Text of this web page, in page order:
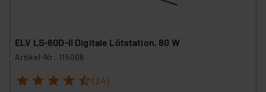
ELV LS-80D-II Digitale Lötstation, 80 W
Artikel-Nr. 115008
1 2 3 4 5 (24)